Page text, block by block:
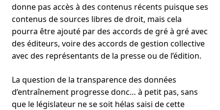
donne pas accès à des contenus récents puisque ses
contenus de sources libres de droit, mais cela
pourra être ajouté par des accords de gré à gré avec
des éditeurs, voire des accords de gestion collective
avec des représentants de la presse ou de l’édition.
La question de la transparence des données
d’entraînement progresse donc… à petit pas, sans
que le législateur ne se soit hélas saisi de cette